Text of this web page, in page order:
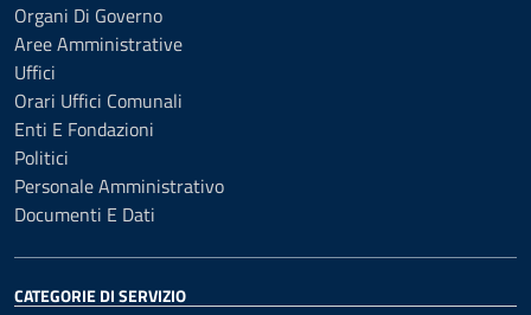
Organi Di Governo
Aree Amministrative
Uffici
Orari Uffici Comunali
Enti E Fondazioni
Politici
Personale Amministrativo
Documenti E Dati
CATEGORIE DI SERVIZIO